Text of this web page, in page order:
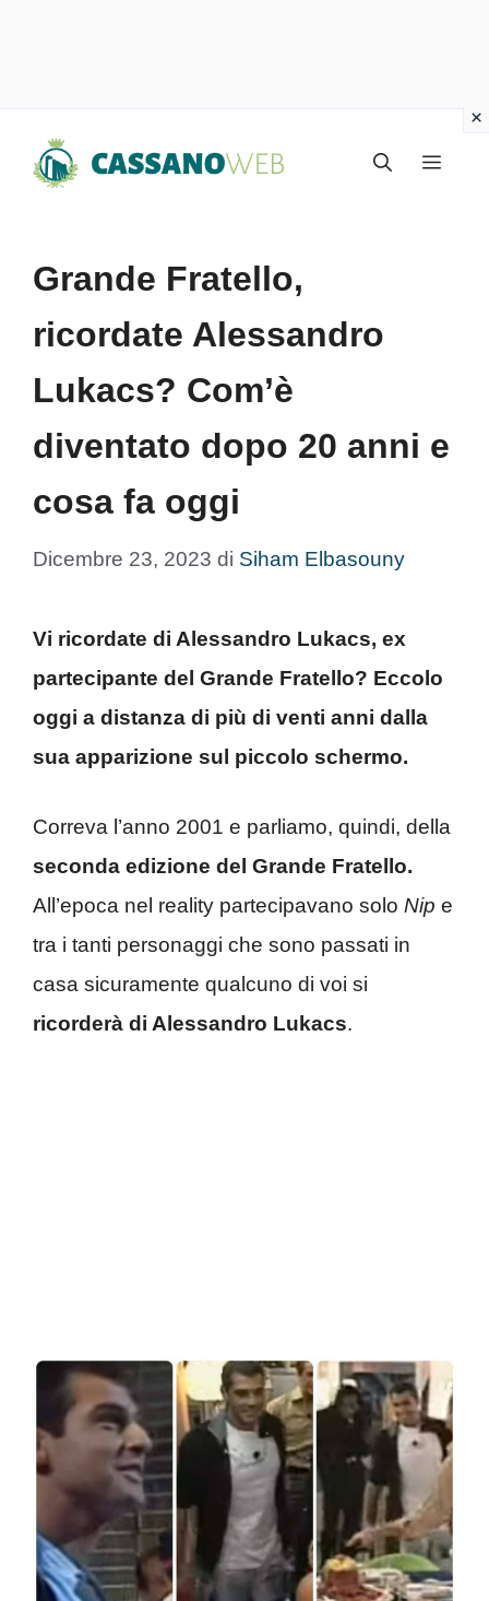
Menu
Grande Fratello,
ricordate Alessandro
Lukacs? Com’è
diventato dopo 20 anni e
cosa fa oggi
Dicembre 23, 2023 di Siham Elbasouny
Vi ricordate di Alessandro Lukacs, ex
partecipante del Grande Fratello? Eccolo
oggi a distanza di più di venti anni dalla
sua apparizione sul piccolo schermo.
Correva l’anno 2001 e parliamo, quindi, della
seconda edizione del Grande Fratello.
All’epoca nel reality partecipavano solo Nip e
tra i tanti personaggi che sono passati in
casa sicuramente qualcuno di voi si
ricorderà di Alessandro Lukacs.